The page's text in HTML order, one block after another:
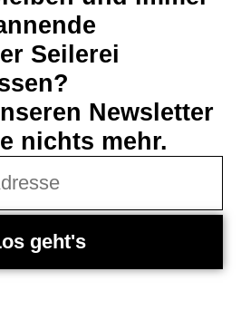
Seilerei
Newsletter
nichts mehr.
geht's